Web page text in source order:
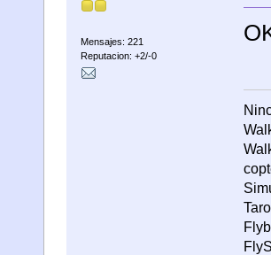
Mensajes: 221
Reputacion: +2/-0